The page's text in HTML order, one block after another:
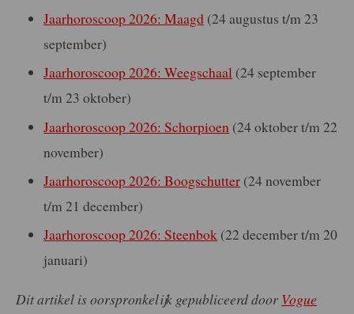
Jaarhoroscoop 2026: Maagd (24 augustus t/m 23
september)
Jaarhoroscoop 2026: Weegschaal (24 september
t/m 23 oktober)
Jaarhoroscoop 2026: Schorpioen (24 oktober t/m 22
november)
Jaarhoroscoop 2026: Boogschutter (24 november
t/m 21 december)
Jaarhoroscoop 2026: Steenbok (22 december t/m 20
januari)
Dit artikel is oorspronkelijk gepubliceerd door Vogue